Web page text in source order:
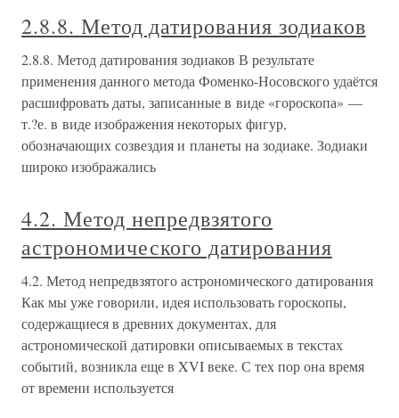
2.8.8. Метод датирования зодиаков
2.8.8. Метод датирования зодиаков В результате
применения данного метода Фоменко-Носовского удаётся
расшифровать даты, записанные в виде «гороскопа» —
т.?е. в виде изображения некоторых фигур,
обозначающих созвездия и планеты на зодиаке. Зодиаки
широко изображались
4.2. Метод непредвзятого
астрономического датирования
4.2. Метод непредвзятого астрономического датирования
Как мы уже говорили, идея использовать гороскопы,
содержащиеся в древних документах, для
астрономической датировки описываемых в текстах
событий, возникла еще в XVI веке. С тех пор она время
от времени используется